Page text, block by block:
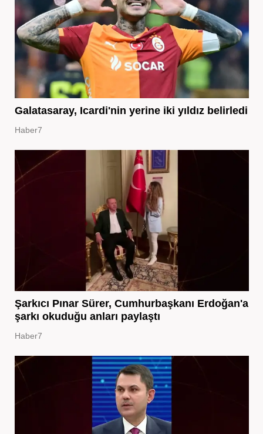
Galatasaray, Icardi'nin yerine iki yıldız belirledi
Haber7
Şarkıcı Pınar Sürer, Cumhurbaşkanı Erdoğan'a
şarkı okuduğu anları paylaştı
Haber7